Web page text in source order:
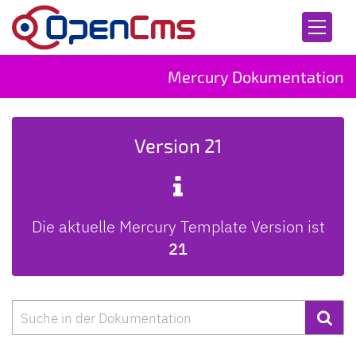
Zum Inhalt springen
Mercury Dokumentation
Version 21
Die aktuelle Mercury Template Version ist
21
Suche